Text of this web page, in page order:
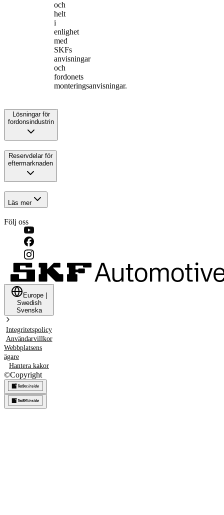
och
helt
i
enlighet
med
SKFs
anvisningar
och
fordonets
monteringsanvisningar.
Lösningar för
fordonsindustrin
Reservdelar för
eftermarknaden
Läs mer
Följ oss
Europe
Swedish
Svenska
Integritetspolicy
Användarvillkor
Webbplatsens
ägare
Hantera kakor
©Copyright